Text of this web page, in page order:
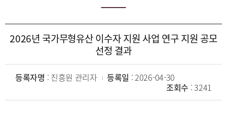
2026년 국가무형유산 이수자 지원 사업 연구 지원 공모
선정 결과
등록자명 : 진흥원 관리자 등록일 : 2026-04-30
조회수 : 3241